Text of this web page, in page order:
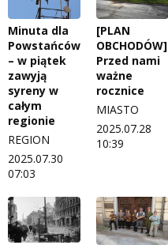
Minuta dla
Powstańców
– w piątek
zawyją
syreny w
całym
regionie
REGION
2025.07.30
07:03
[PLAN
OBCHODÓW]
Przed nami
ważne
rocznice
MIASTO
2025.07.28
10:39